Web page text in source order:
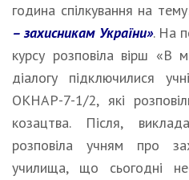
година спілкування на
– захисникам України». На
курсу розповіла вірш «В
діалогу підключилися
ОКНАР-7-1/2, які
козацтва. Після,
розповіла учням про
училища, що сьогодні